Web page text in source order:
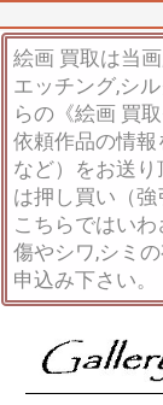
絵画 買取は当
エッチング,シ
らの《絵画 買
依頼作品の情
など）をお送
は押し買い（
こちらではい
傷やシワ,シミ
申込み下さい。